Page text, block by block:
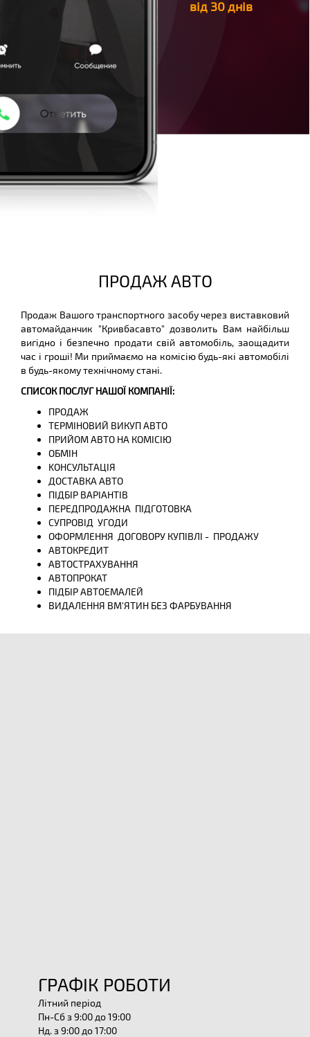
від 30 днів
ПРОДАЖ АВТО
Продаж Вашого транспортного засобу через виставковий
автомайданчик "Кривбасавто" дозволить Вам найбільш
вигідно і безпечно продати свій автомобіль, заощадити
час і гроші! Ми приймаємо на комісію будь-які автомобілі
в будь-якому технічному стані.
СПИСОК ПОСЛУГ НАШОЇ КОМПАНІЇ:
ПРОДАЖ
ТЕРМІНОВИЙ ВИКУП АВТО
ПРИЙОМ АВТО НА КОМІСІЮ
ОБМІН
KОНСУЛЬТАЦІЯ
ДОСТАВКА АВТО
ПІДБІР ВАРІАНТІВ
ПЕРЕДПРОДАЖНА ПІДГОТОВКА
СУПРОВІД УГОДИ
ОФОРМЛЕННЯ ДОГОВОРУ КУПІВЛІ - ПРОДАЖУ
АВТОКРЕДИТ
АВТОСТРАХУВАННЯ
АВТОПРОКАТ
ПІДБІР АВТОЕМАЛЕЙ
ВИДАЛЕННЯ ВМ'ЯТИН БЕЗ ФАРБУВАННЯ
ГРАФІК РОБОТИ
Літний період
Пн-Сб з 9:00 до 19:00
Нд. з 9:00 до 17:00